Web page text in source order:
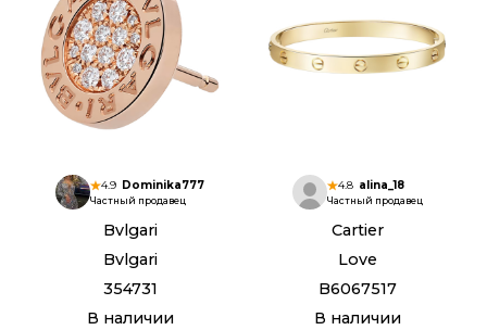
4.9 Dominika777
Частный продавец
Bvlgari
Bvlgari
354731
В наличии
4.8 alina_18
Частный продавец
Cartier
Love
B6067517
В наличии